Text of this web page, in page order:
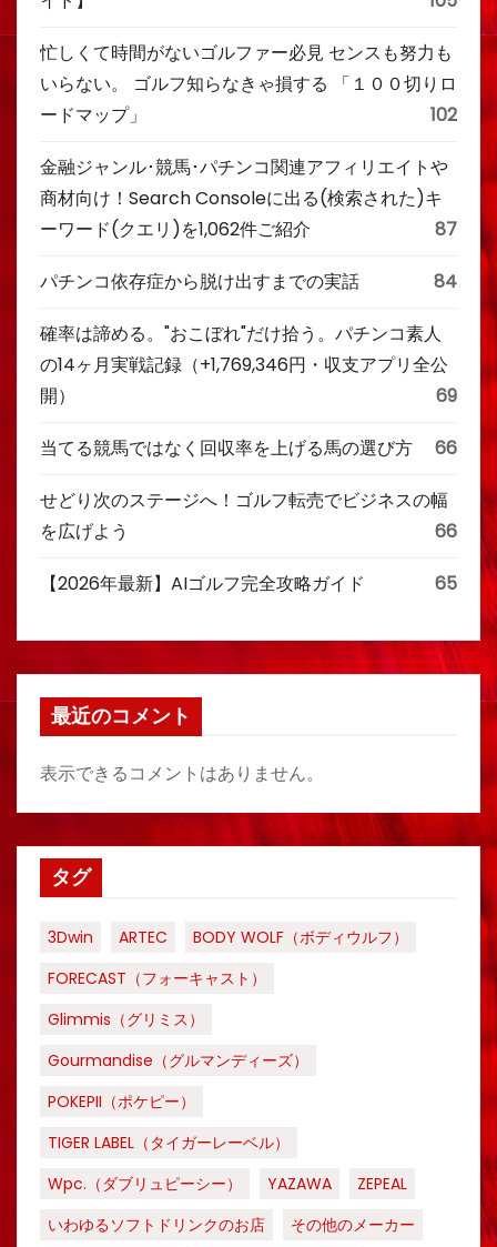
忙しくて時間がないゴルファー必見 センスも努力も
いらない。 ゴルフ知らなきゃ損する 「１００切りロ
ードマップ」
102
金融ジャンル･競馬･パチンコ関連アフィリエイトや
商材向け！Search Consoleに出る(検索された)キ
ーワード(クエリ)を1,062件ご紹介
87
パチンコ依存症から脱け出すまでの実話 84
確率は諦める。"おこぼれ"だけ拾う。パチンコ素人
の14ヶ月実戦記録（+1,769,346円・収支アプリ全公
開）
69
当てる競馬ではなく回収率を上げる馬の選び方 66
せどり次のステージへ！ゴルフ転売でビジネスの幅
を広げよう
66
【2026年最新】AIゴルフ完全攻略ガイド 65
最近のコメント
表示できるコメントはありません。
タグ
3Dwin ARTEC
BODY WOLF（ボディウルフ）
FORECAST（フォーキャスト）
Glimmis（グリミス）
Gourmandise（グルマンディーズ）
POKEPII（ポケピー）
TIGER LABEL（タイガーレーベル）
Wpc.（ダブリュピーシー）
YAZAWA
ZEPEAL
いわゆるソフトドリンクのお店
その他のメーカー